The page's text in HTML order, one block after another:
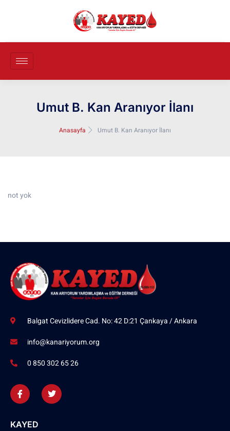
Umut B. Kan Aranıyor İlanı
Anasayfa Umut B. Kan Aranıyor İlanı
not yok
Balgat Cevizlidere Cad. No: 42 D:21 Çankaya / Ankara
info@kanariyorum.org
0 850 302 65 26
KAYED